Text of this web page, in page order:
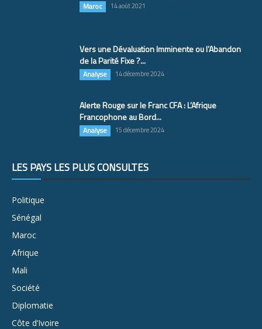
Maroc 14 août 2021
Vers une Dévaluation Imminente ou l’Abandon
de la Parité Fixe ?...
Analyse 14 décembre 2024
Alerte Rouge sur le Franc CFA : L’Afrique
Francophone au Bord...
Analyse 15 décembre 2024
LES PAYS LES PLUS CONSULTÉS
Politique
Sénégal
Maroc
Afrique
Mali
Société
Diplomatie
Côte d’Ivoire